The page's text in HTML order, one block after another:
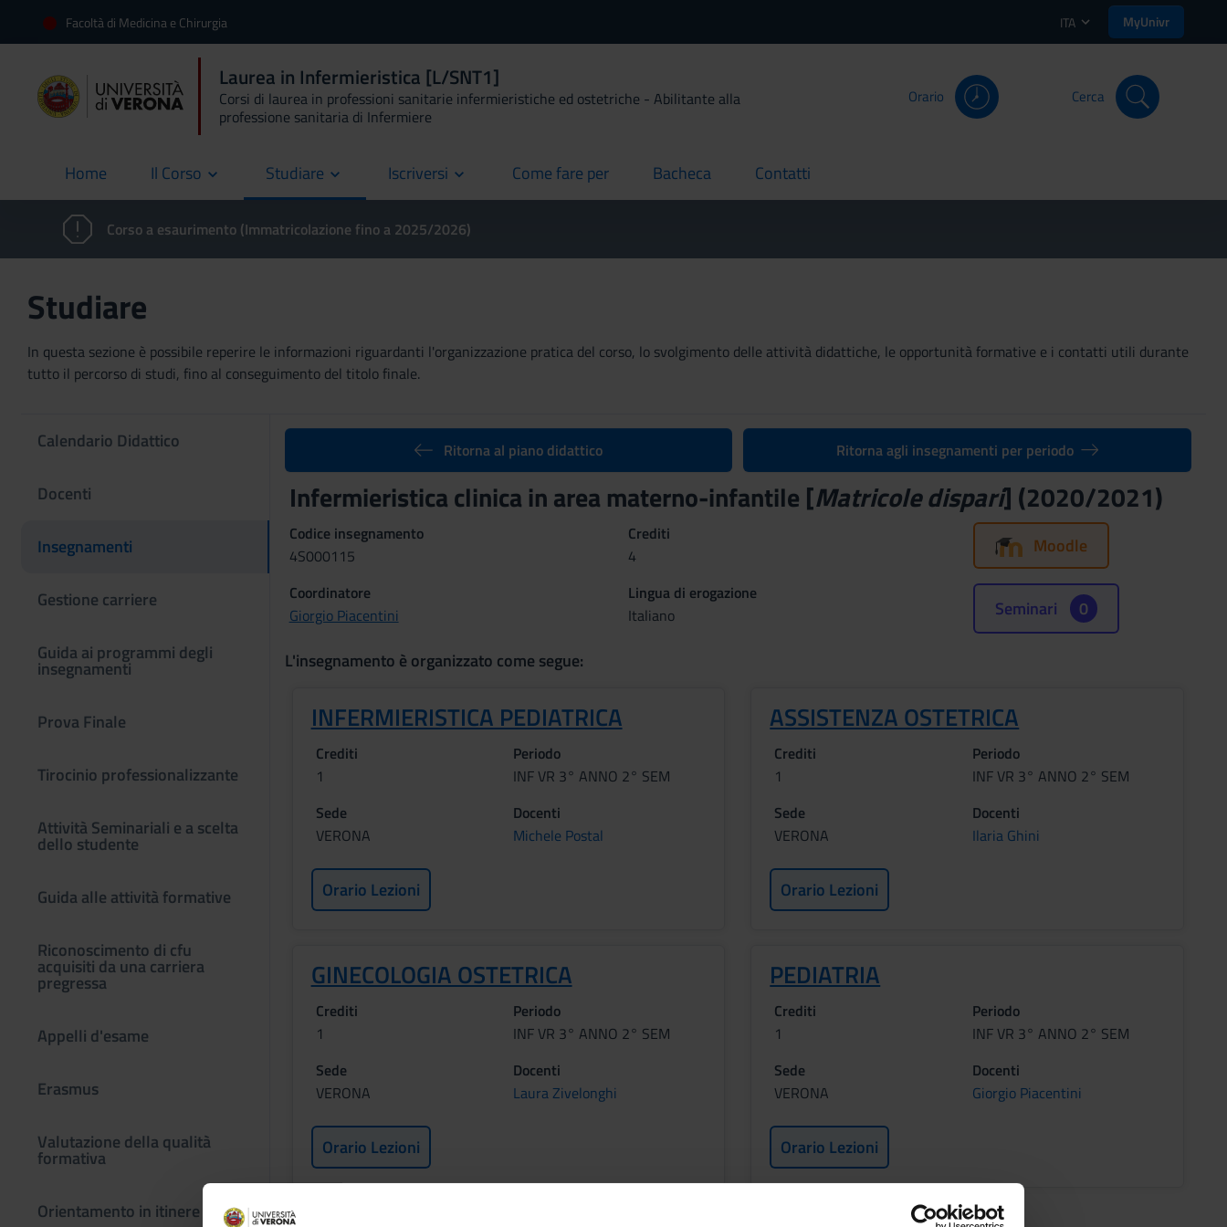
Facoltà di Medicina e Chirurgia ITA MyUnivr
Laurea in Infermieristica [L/SNT1]
Corsi di laurea in professioni sanitarie infermieristiche ed ostetriche - Abilitante alla
professione sanitaria di Infermiere
Orario Cerca
Home
current Il Corso Studiare Iscriversi Come fare per
current Bacheca
current Contatti
current
Corso a esaurimento (Immatricolazione fino a 2025/2026)
Studiare
In questa sezione è possibile reperire le informazioni riguardanti l'organizzazione pratica del corso, lo svolgimento delle attività didattiche, le opportunità formative e i contatti utili durante
tutto il percorso di studi, fino al conseguimento del titolo finale.
Calendario Didattico
Docenti
Insegnamenti
Gestione carriere
Guida ai programmi degli
insegnamenti
Prova Finale
Tirocinio professionalizzante
Attività Seminariali e a scelta
dello studente
Guida alle attività formative
Riconoscimento di cfu
acquisiti da una carriera
pregressa
Appelli d'esame
Erasmus
Valutazione della qualità
formativa
Orientamento in itinere
Ritorna al piano didattico Ritorna agli insegnamenti per periodo
Infermieristica clinica in area materno-infantile [Matricole dispari] (2020/2021)
Codice insegnamento
4S000115
Crediti
4
Coordinatore
Giorgio Piacentini
Lingua di erogazione
Italiano
Moodle
Seminari 0
L'insegnamento è organizzato come segue:
INFERMIERISTICA PEDIATRICA
Crediti
1
Periodo
INF VR 3° ANNO 2° SEM
Sede
VERONA
Docenti
Michele Postal
Orario Lezioni
ASSISTENZA OSTETRICA
Crediti
1
Periodo
INF VR 3° ANNO 2° SEM
Sede
VERONA
Docenti
Ilaria Ghini
Orario Lezioni
GINECOLOGIA OSTETRICA
Crediti
1
Periodo
INF VR 3° ANNO 2° SEM
Sede
VERONA
Docenti
Laura Zivelonghi
Orario Lezioni
PEDIATRIA
Crediti
1
Periodo
INF VR 3° ANNO 2° SEM
Sede
VERONA
Docenti
Giorgio Piacentini
Orario Lezioni